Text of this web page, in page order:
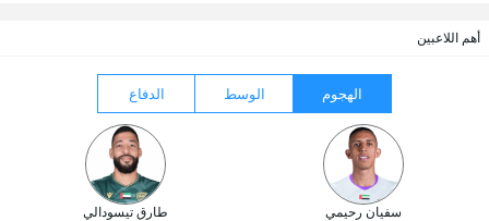
أهم اللاعبين
الهجوم الوسط الدفاع
سفيان رحيمي طارق تيسودالي